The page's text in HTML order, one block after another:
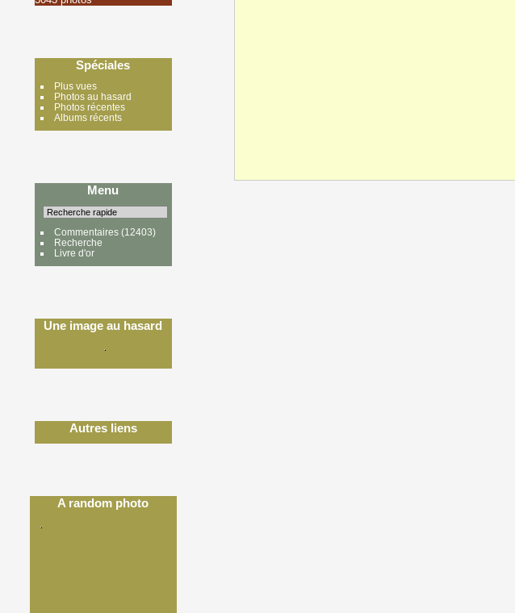
Spéciales
Plus vues
Photos au hasard
Photos récentes
Albums récents
Menu
Commentaires(12403)
Recherche
Livre d'or
Une image au hasard
Autres liens
A random photo